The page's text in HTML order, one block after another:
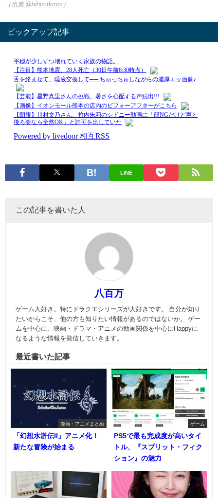
（出典 @hihimtkmm）
ピックアップ記事
LINE
この記事を書いた人
八百万
ゲーム大好き。特にドラクエシリーズが大好きです。 自分が知り
たいからこそ、他の方も知りたい情報があるのではないか。 ゲー
ムを中心に、映画・ドラマ・アニメの動画関係を中心にHappyに
なるような情報を発信していきます。
最近書いた記事
漫画・アニメまとめ
「幻想水滸伝II」アニメ化！
新たな冒険が始まる
ゲーム
PS5で最も完成度が高いタイ
トル、『スプリット・フィク
ション』の魅力